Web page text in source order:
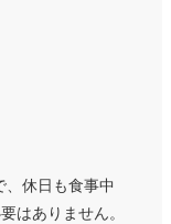
休日も食事中
はありません。